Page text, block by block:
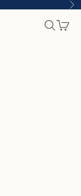
次
検索を開
カー